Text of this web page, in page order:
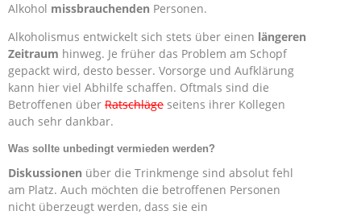
Alkohol missbrauchenden Personen.
Alkoholismus entwickelt sich stets über einen längeren
Zeitraum hinweg. Je früher das Problem am Schopf
gepackt wird, desto besser. Vorsorge und Aufklärung
kann hier viel Abhilfe schaffen. Oftmals sind die
Betroffenen über Ratschläge seitens ihrer Kollegen
auch sehr dankbar.
Was sollte unbedingt vermieden werden?
Diskussionen über die Trinkmenge sind absolut fehl
am Platz. Auch möchten die betroffenen Personen
nicht überzeugt werden, dass sie ein